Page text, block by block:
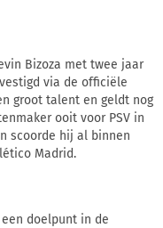
Bizoza met twee jaar
via de officiële
groot talent en geldt nog
ooit voor PSV in
scoorde hij al binnen
Madrid.
doelpunt in de